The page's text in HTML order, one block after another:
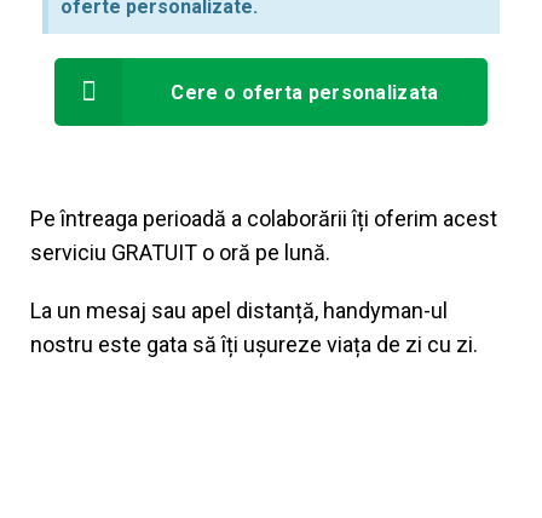
oferte personalizate.
Cere o oferta personalizata
Pe întreaga perioadă a colaborării îți oferim acest
serviciu GRATUIT o oră pe lună.
La un mesaj sau apel distanță, handyman-ul
nostru este gata să îți ușureze viața de zi cu zi.